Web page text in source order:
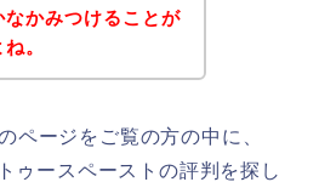
かみつけることが
。
ページをご覧の方の中に、
ゥースペーストの評判を探し